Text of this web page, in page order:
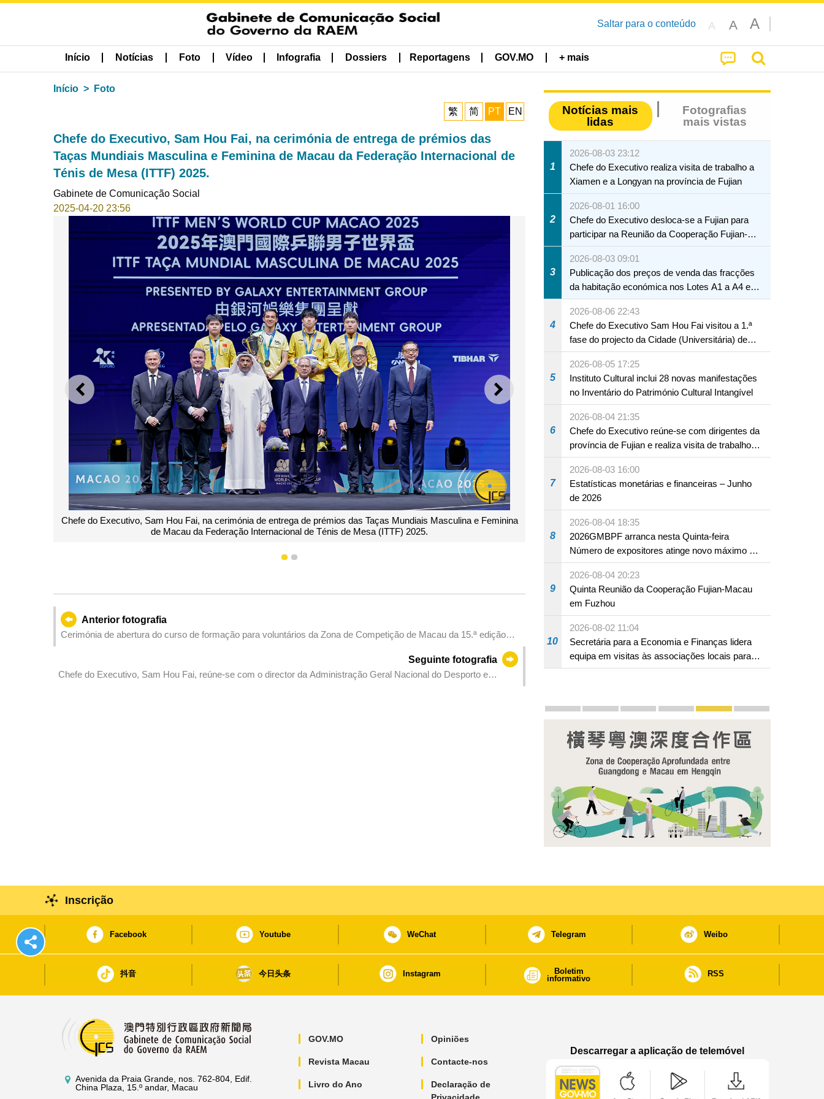
Saltar para o conteúdo A A A
Início Notícias Foto Vídeo Infografia Dossiers Reportagens GOV.MO + mais
Início Foto
繁 简 PT EN
Chefe do Executivo, Sam Hou Fai, na cerimónia de entrega de prémios das
Taças Mundiais Masculina e Feminina de Macau da Federação Internacional de
Ténis de Mesa (ITTF) 2025.
Gabinete de Comunicação Social
2025-04-20 23:56
ANTERIOR SEGUINTE
Chefe do Executivo, Sam Hou Fai, na cerimónia de entrega de prémios das Taças Mundiais Masculina e Feminina
de Macau da Federação Internacional de Ténis de Mesa (ITTF) 2025.
1 2
Anterior fotografia
Cerimónia de abertura do curso de formação para voluntários da Zona de Competição de Macau da 15.ª edição
Seguinte fotografia
Chefe do Executivo, Sam Hou Fai, reúne-se com o director da Administração Geral Nacional do Desporto e
Notícias mais
lidas
Fotografias
mais vistas
1
2026-08-03 23:12
Chefe do Executivo realiza visita de trabalho a
Xiamen e a Longyan na província de Fujian
2
2026-08-01 16:00
Chefe do Executivo desloca-se a Fujian para
participar na Reunião da Cooperação Fujian-
Macau
3
2026-08-03 09:01
Publicação dos preços de venda das fracções
da habitação económica nos Lotes A1 a A4 e
A12 da Zona A dos Novos Aterros
4
2026-08-06 22:43
Chefe do Executivo Sam Hou Fai visitou a 1.ª
fase do projecto da Cidade (Universitária) de
Educação Internacional de Macau e Hengqin
5
2026-08-05 17:25
Instituto Cultural inclui 28 novas manifestações
no Inventário do Património Cultural Intangível
6
2026-08-04 21:35
Chefe do Executivo reúne-se com dirigentes da
província de Fujian e realiza visita de trabalho
em Fuzhou
7
2026-08-03 16:00
Estatísticas monetárias e financeiras – Junho
de 2026
8
2026-08-04 18:35
2026GMBPF arranca nesta Quinta-feira
Número de expositores atinge novo máximo em
18 anos
9
2026-08-04 20:23
Quinta Reunião da Cooperação Fujian-Macau
em Fuzhou
10
2026-08-02 11:04
Secretária para a Economia e Finanças lidera
equipa em visitas às associações locais para
consolidar consensos e promover os trabalhos
Divulgação e promoção
Macau, Êxitos de "Um País, Dois Sistemas":
Chefe do Executivo apresenta a 18 de
LAG em Grande Plano
Segundo Plano Quinquenal
Zona de Cooperação
Inscrição
Facebook Youtube WeChat Telegram Weibo
抖音 今日头条 Instagram
Boletim
informativo
RSS
Avenida da Praia Grande, nos. 762-804, Edif.
China Plaza, 15.º andar, Macau
GOV.MO
Revista Macau
Livro do Ano
Opiniões
Contacte-nos
Declaração de
Descarregar a aplicação de telemóvel